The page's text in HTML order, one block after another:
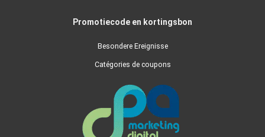
Promotiecode en kortingsbon
Besondere Ereignisse
Catégories de coupons